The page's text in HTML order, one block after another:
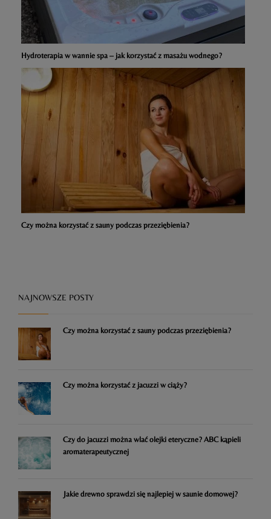
Hydroterapia w wannie spa – jak korzystać z masażu wodnego?
Czy można korzystać z sauny podczas przeziębienia?
NAJNOWSZE POSTY
Czy można korzystać z sauny podczas przeziębienia?
Czy można korzystać z jacuzzi w ciąży?
Czy do jacuzzi można wlać olejki eteryczne? ABC kąpieli
aromaterapeutycznej
Jakie drewno sprawdzi się najlepiej w saunie domowej?